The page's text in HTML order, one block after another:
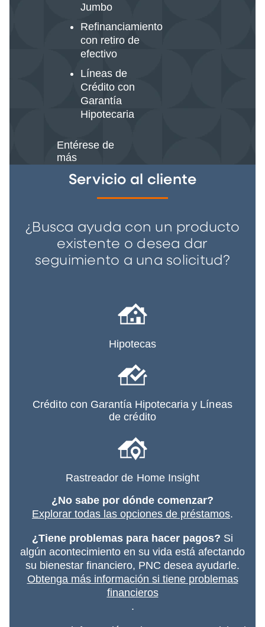
Jumbo
Refinanciamiento
con retiro de
efectivo
Líneas de
Crédito con
Garantía
Hipotecaria
Entérese de
más
Servicio al cliente
¿Busca ayuda con un producto
existente o desea dar
seguimiento a una solicitud?
Hipotecas
Crédito con Garantía Hipotecaria y Líneas
de crédito
Rastreador de Home Insight
¿No sabe por dónde comenzar?
Explorar todas las opciones de préstamos.
¿Tiene problemas para hacer pagos? Si
algún acontecimiento en su vida está afectando
su bienestar financiero, PNC desea ayudarle.
Obtenga más información si tiene problemas
financieros
.